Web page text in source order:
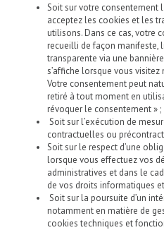
Soit sur votre consentement
acceptez les cookies et les
utilisons. Dans ce cas, votre
recueilli de façon manifeste,
transparente via une
s’affiche lorsque vous visitez
Votre consentement peut
retiré à tout moment en
révoquer le consentement » ;
Soit sur l’exécution de
contractuelles ou
Soit sur le respect d’une
lorsque vous effectuez vos
administratives et dans le
de vos droits informatiques
Soit sur la poursuite d’un
notamment en matière de
cookies techniques et